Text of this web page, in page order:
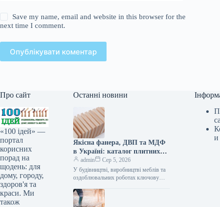
Save my name, email and website in this browser for the
next time I comment.
Опублікувати коментар
Про сайт
«100 ідей» —
портал
корисних
порад на
щодень: для
дому, городу,
здоров'я та
краси. Ми
також
Останні новини
Якісна фанера, ДВП та МДФ
в Україні: каталог плитних
матеріалів від «ВІН-ВУД»
admin
Сер 5, 2026
У будівництві, виробництві меблів та
оздоблювальних роботах ключову
сировини. Компанія «ВІН-ВУД» уже
тривалий час займається…
и